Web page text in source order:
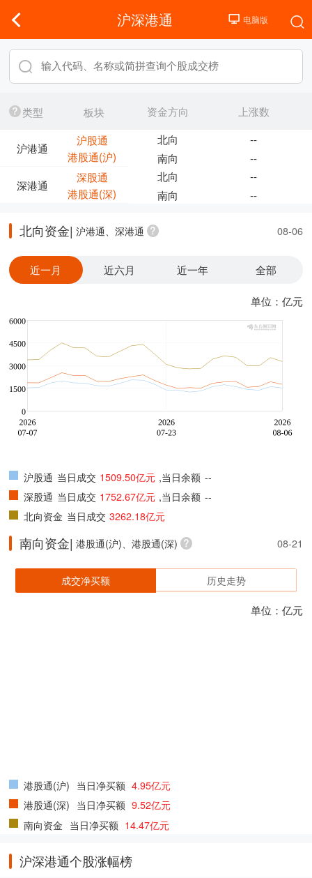
沪深港通
类型 板块
沪港通
沪股通
港股通(沪)
深港通
深股通
港股通(深)
资金方向
上涨数
北向
--
南向
--
北向
--
南向
--
北向资金| 沪港通、深港通 08-06
近一月 近六月 近一年 全部
单位：亿元
沪股通 当日成交 1509.50亿元 ,当日余额 --
深股通 当日成交 1752.67亿元 ,当日余额 --
北向资金 当日成交 3262.18亿元
南向资金| 港股通(沪)、港股通(深) 08-21
成交净买额 历史走势
单位：亿元
港股通(沪) 当日净买额 4.95亿元
港股通(深) 当日净买额 9.52亿元
南向资金 当日净买额 14.47亿元
沪深港通个股涨幅榜